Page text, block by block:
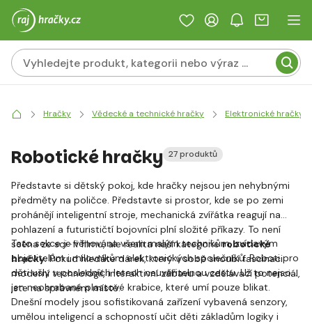
Hračky Vědecké a technické hračky Elektronické hračky
Robotické hračky 27 produktů
Představte si dětský pokoj, kde hračky nejsou jen nehybnými
předměty na poličce. Představte si prostor, kde se po zemi
prohánějí inteligentní stroje, mechanická zvířátka reagují na
pohlazení a futurističtí bojovníci plní složité příkazy. To není
scéna ze sci-fi filmu, ale realita naší kategorierobotické
hračky. Pokud hledáte dárek, který v sobě snoubí fascinaci
moderní technologií, interaktivní zábavu a vzdělávací potenciál,
jste na správném místě.
Tato sekce je věnována všem malým technikům, zvídavým
objevitelům i milovníkům elektronických společníků. Roboti pro
děti ušly v posledních letech neuvěřitelnou cestu. Už to nejsou
jen neohrabané plastové krabice, které umí pouze blikat.
Dnešní modely jsou sofistikovaná zařízení vybavená senzory,
umělou inteligencí a schopností učit děti základům logiky i